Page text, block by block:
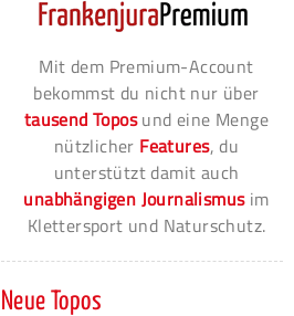
Mit dem Premium-Account
bekommst du nicht nur über
tausend Toposund eine Menge
nützlicher Features, du
unterstützt damit auch
unabhängigen Journalismusim
Klettersport und Naturschutz.
Neue Topos